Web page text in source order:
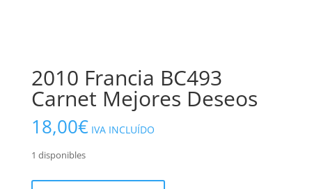
2010 Francia BC493
Carnet Mejores Deseos
18,00€ IVA INCLUÍDO
1 disponibles